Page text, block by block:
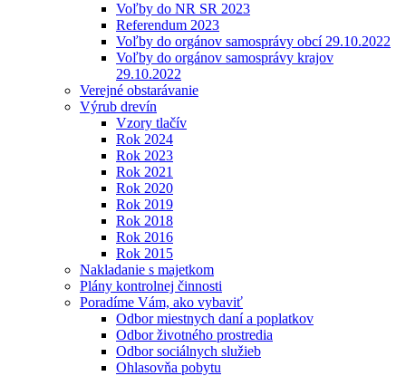
Voľby do NR SR 2023
Referendum 2023
Voľby do orgánov samosprávy obcí 29.10.2022
Voľby do orgánov samosprávy krajov
29.10.2022
Verejné obstarávanie
Výrub drevín
Vzory tlačív
Rok 2024
Rok 2023
Rok 2021
Rok 2020
Rok 2019
Rok 2018
Rok 2016
Rok 2015
Nakladanie s majetkom
Plány kontrolnej činnosti
Poradíme Vám, ako vybaviť
Odbor miestnych daní a poplatkov
Odbor životného prostredia
Odbor sociálnych služieb
Ohlasovňa pobytu